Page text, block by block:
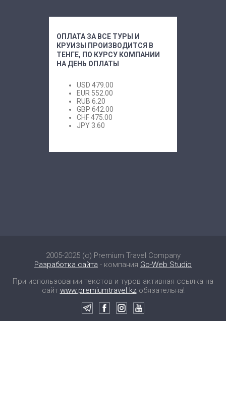
ОПЛАТА ЗА ВСЕ ТУРЫ И
КРУИЗЫ ПРОИЗВОДИТСЯ В
ТЕНГЕ, ПО КУРСУ КОМПАНИИ
НА ДЕНЬ ОПЛАТЫ
USD 479.00
EUR 552.00
RUB 6.20
GBP 642.00
CHF475.00
JPY 3.60
2005-2025 (c) Premium Travel Company
Разработка сайта - компания Go-Web Studio
При использовании текстов и туров активная ссылка на
сайт www.premiumtravel.kzобязательна!